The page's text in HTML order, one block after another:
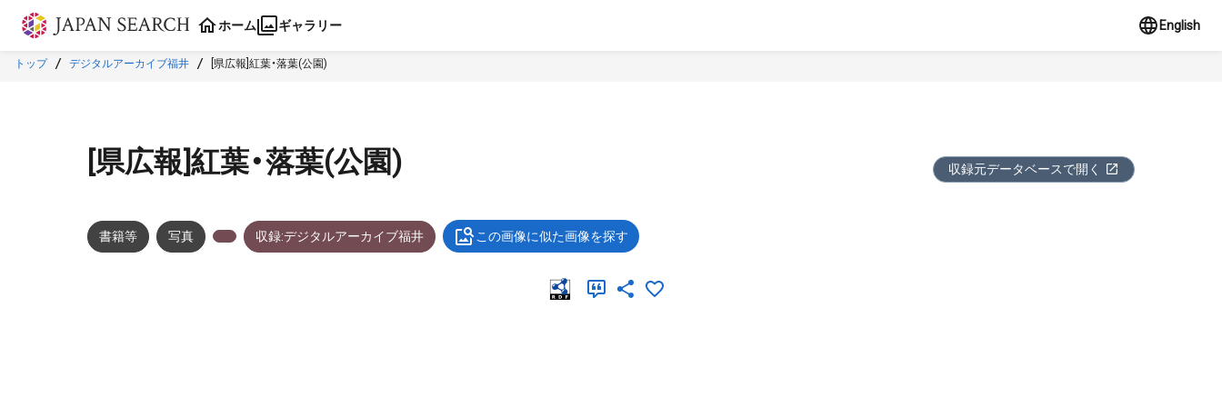
本文に飛ぶ
ホーム ギャラリー English
トップ デジタルアーカイブ福井 [県広報]紅葉・落葉(公園)
[県広報]紅葉・落葉(公園) 収録元データベースで開く
書籍等 写真 収録:デジタルアーカイブ福井 この画像に似た画像を探す